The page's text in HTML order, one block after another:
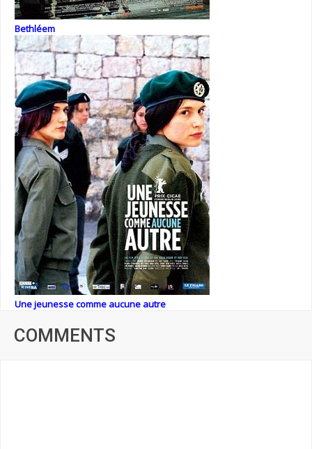
Bethléem
Une jeunesse comme aucune autre
COMMENTS